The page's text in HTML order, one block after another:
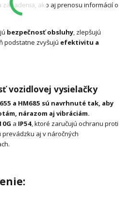
ako aj prenosu informácií o
bezpečnosť obsluhy, zlepšujú
podstatne zvyšujú efektivitu a
vozidlovej vysielačky
a HM685 sú navrhnuté tak, aby
nárazom aj vibráciám.
a IP54, ktoré zaručujú ochranu proti
aj v náročných